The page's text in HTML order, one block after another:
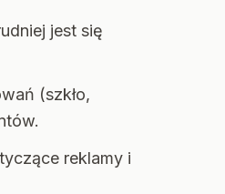
jest się
(szkło,
reklamy i